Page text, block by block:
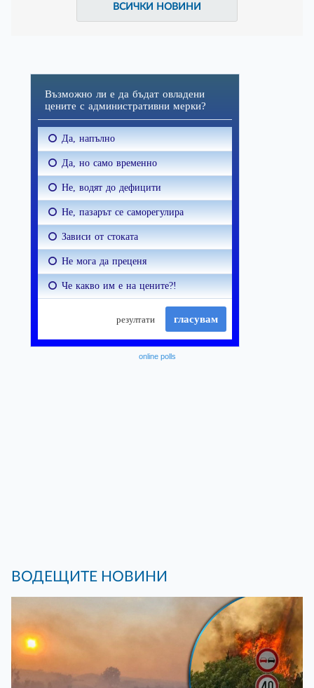
ВСИЧКИ НОВИНИ
online polls
ВОДЕЩИТЕ НОВИНИ